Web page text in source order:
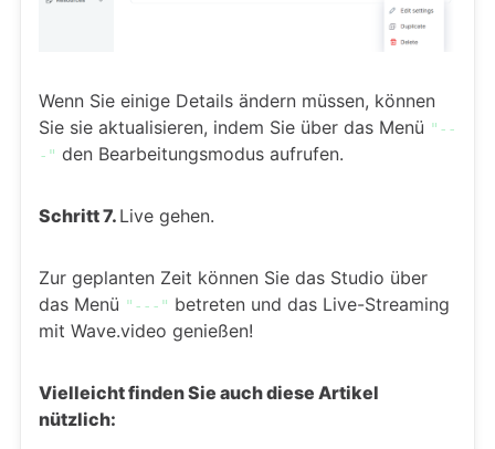
Wenn Sie einige Details ändern müssen, können
Sie sie aktualisieren, indem Sie über das Menü "--
-" den Bearbeitungsmodus aufrufen.
Schritt 7. Live gehen.
Zur geplanten Zeit können Sie das Studio über
das Menü "---" betreten und das Live-Streaming
mit Wave.video genießen!
Vielleicht finden Sie auch diese Artikel
nützlich: